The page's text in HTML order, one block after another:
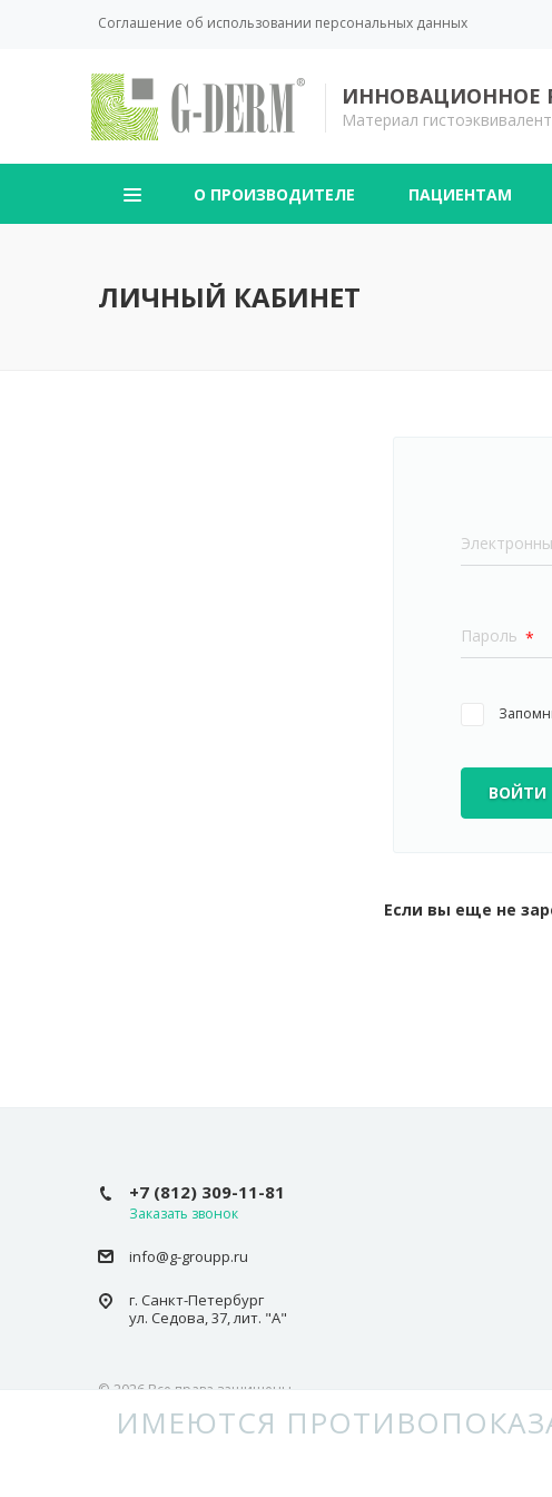
Соглашение об использовании персональных данных
ИННОВАЦИОННОЕ
Материал
О ПРОИЗВОДИТЕЛЕ ПАЦИЕНТАМ
ЛИЧНЫЙ КАБИНЕТ
Пароль *
ВОЙТИ
Если вы еще не
+7 (812) 309-11-81
Заказать звонок
info@g-groupp.ru
г. Санкт-Петербург
ул. Седова, 37, лит. "А"
© 2026 Все права защищены.
ИМЕЮТСЯ